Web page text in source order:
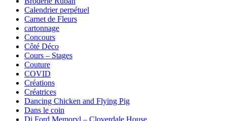
Calendrier perpétuel
Carnet de Fleurs
cartonnage
Concours
Côté Déco
Cours – Stages
Couture
COVID
Créations
Créatrices
Dancing Chicken and Flying Pig
Dans le coin
Di Ford Memoryl – Cloverdale House